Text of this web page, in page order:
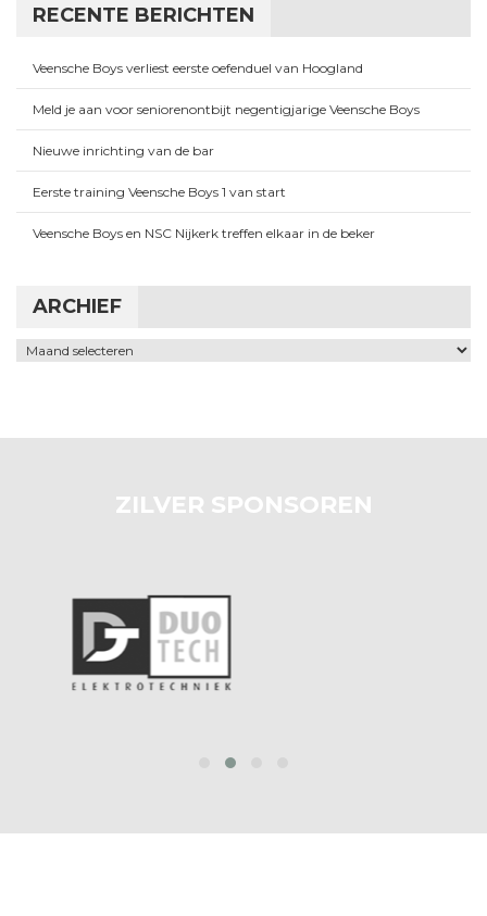
RECENTE BERICHTEN
Veensche Boys verliest eerste oefenduel van Hoogland
Meld je aan voor seniorenontbijt negentigjarige Veensche Boys
Nieuwe inrichting van de bar
Eerste training Veensche Boys 1 van start
Veensche Boys en NSC Nijkerk treffen elkaar in de beker
ARCHIEF
Archief
ZILVER SPONSOREN
prev